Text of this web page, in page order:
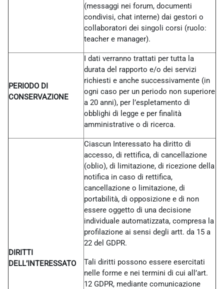
(messaggi nei forum, documenti
condivisi, chat interne) dai gestori o
collaboratori dei singoli corsi (ruolo:
teacher e manager).
PERIODO DI
CONSERVAZIONE
I dati verranno trattati per tutta la
durata del rapporto e/o dei servizi
richiesti e anche successivamente (in
ogni caso per un periodo non superiore
a 20 anni), per l’espletamento di
obblighi di legge e per finalità
amministrative o di ricerca.
DIRITTI
DELL’INTERESSATO
Ciascun Interessato ha diritto di
accesso, di rettifica, di cancellazione
(oblio), di limitazione, di ricezione della
notifica in caso di rettifica,
cancellazione o limitazione, di
portabilità, di opposizione e di non
essere oggetto di una decisione
individuale automatizzata, compresa la
profilazione ai sensi degli artt. da 15 a
22 del GDPR.
Tali diritti possono essere esercitati
nelle forme e nei termini di cui all’art.
12 GDPR, mediante comunicazione